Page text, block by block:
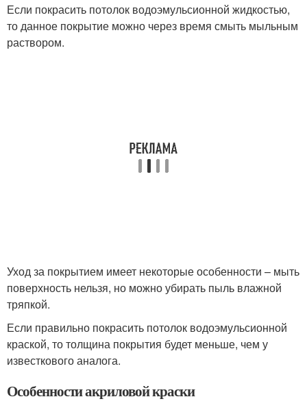
Если покрасить потолок водоэмульсионной жидкостью,
то данное покрытие можно через время смыть мыльным
раствором.
Уход за покрытием имеет некоторые особенности – мыть
поверхность нельзя, но можно убирать пыль влажной
тряпкой.
Если правильно покрасить потолок водоэмульсионной
краской, то толщина покрытия будет меньше, чем у
известкового аналога.
Особенности акриловой краски